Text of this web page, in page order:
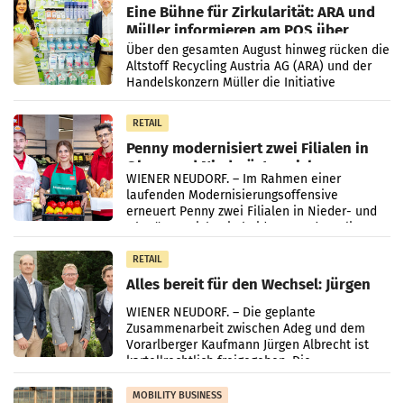
Eine Bühne für Zirkularität: ARA und
Müller informieren am POS über
Kreislauffähigkeit
Über den gesamten August hinweg rücken die
Altstoff Recycling Austria AG (ARA) und der
Handelskonzern Müller die Initiative
„Kreislauf-Helden“ in allen österreichischen
Müller-Filialen
RETAIL
Penny modernisiert zwei Filialen in
Ober- und Niederösterreich
WIENER NEUDORF. – Im Rahmen einer
laufenden Modernisierungsoffensive
erneuert Penny zwei Filialen in Nieder- und
Oberösterreich. Die beiden Standorte liegen
RETAIL
Alles bereit für den Wechsel: Jürgen
Albrecht setzt ab 1.1.2027 auf Adeg
WIENER NEUDORF. – Die geplante
Zusammenarbeit zwischen Adeg und dem
Vorarlberger Kaufmann Jürgen Albrecht ist
kartellrechtlich freigegeben: Die
Bundeswettbewerbsbehörde und der
Bundeskartellanwalt
MOBILITY BUSINESS